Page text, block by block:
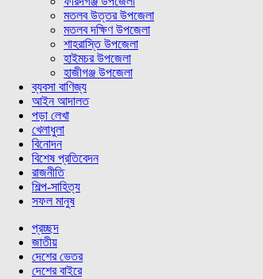
মতলব উত্তর উপজেলা
মতলব দক্ষিণ উপজেলা
শাহরাস্তি উপজেলা
হাইমচর উপজেলা
হাজীগঞ্জ উপজেলা
ব্যবসা বাণিজ্য
আইন আদালত
পড়া লেখা
খেলাধুলা
বিনোদন
বিশেষ প্রতিবেদন
রাজনীতি
শিল্প-সাহিত্য
সফল মানুষ
প্রচ্ছদ
জাতীয়
দেশের ভেতর
দেশের বাইরে